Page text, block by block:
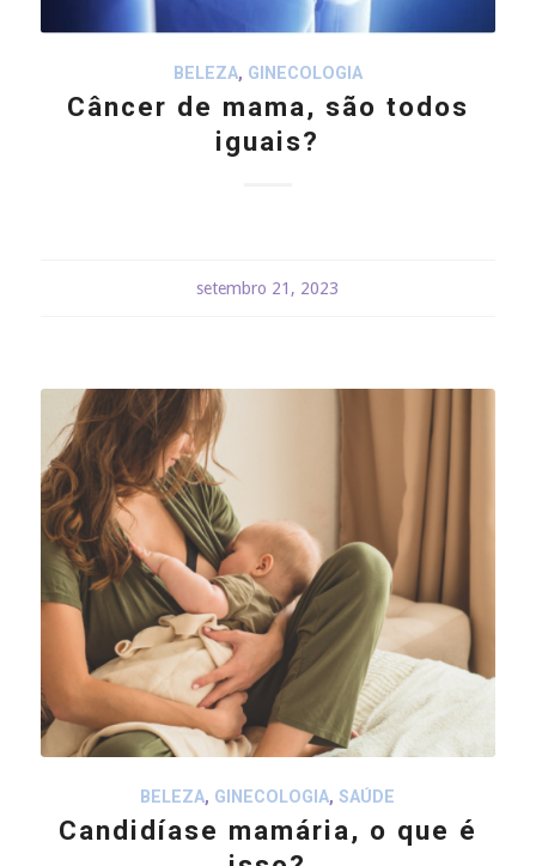
BELEZA, GINECOLOGIA
Câncer de mama, são todos
iguais?
setembro 21, 2023
BELEZA, GINECOLOGIA,SAÚDE
Candidíase mamária, o que é